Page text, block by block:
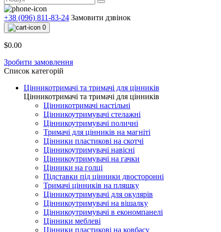
+38 (096) 811-83-24 Замовити дзвінок
0
$0.00
Зробити замовлення
Список категорій
Цінникотримачі та тримачі для цінників
Цінникотримачі та тримачі для цінників
Цінникотримачі настільні
Цінникоутримувачі стелажні
Цінникоутримувачі поличні
Тримачі для цінників на магніті
Цінники пластикові на скотчі
Цінникоутримувачі навісні
Цінникоутримувачі на гачки
Цінники на голці
Підставки під цінники двосторонні
Тримачі цінників на пляшку
Цінникоутримувачі для окулярів
Цінникоутримувачі на вішалку
Цінникоутримувачі в економпанелі
Цінники меблеві
Цінники пластикові на ковбасу